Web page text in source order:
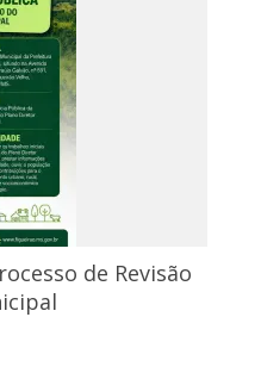
de Revisão